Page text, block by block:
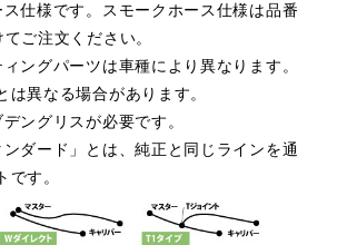
仕様です。スモークホース仕様は品番
ご注文ください。
ングパーツは車種により異なります。
は異なる場合があります。
ングリスが必要です。
ダード」とは、純正と同じラインを通
です。